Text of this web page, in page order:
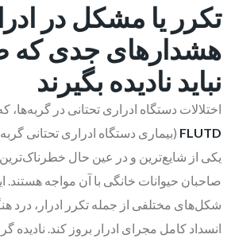
تکرر یا مشکل در
هشدارهای جدی که
نباید نادیده بگیرند
اختلالات دستگاه ادراری تحتانی در گربه‌ها،
FLUTD (بیماری دستگاه ادراری تحتانی
یکی از شایع‌ترین و در عین حال
صاحبان حیوانات خانگی با آن مواجه هستند.
شکل‌های مختلفی از جمله تکرر ادرار، درد
انسداد کامل مجرای ادرار بروز کند. نادیده